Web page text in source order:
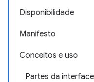
Disponibilidade
Manifesto
Conceitos e uso
Partes da interface